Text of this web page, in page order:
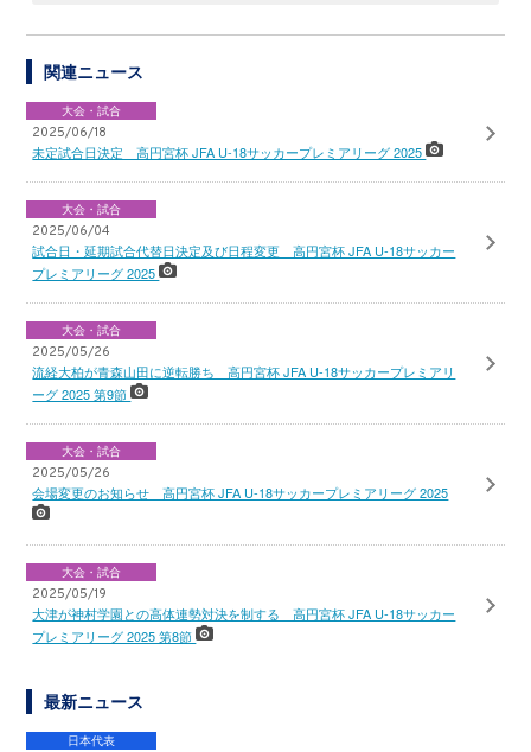
関連ニュース
大会・試合
2025/06/18
未定試合日決定 高円宮杯 JFA U-18サッカープレミアリーグ 2025
大会・試合
2025/06/04
試合日・延期試合代替日決定及び日程変更 高円宮杯 JFA U-18サッカー
プレミアリーグ 2025
大会・試合
2025/05/26
流経大柏が青森山田に逆転勝ち 高円宮杯 JFA U-18サッカープレミアリ
ーグ 2025 第9節
大会・試合
2025/05/26
会場変更のお知らせ 高円宮杯 JFA U-18サッカープレミアリーグ 2025
大会・試合
2025/05/19
大津が神村学園との高体連勢対決を制する 高円宮杯 JFA U-18サッカー
プレミアリーグ 2025 第8節
最新ニュース
日本代表